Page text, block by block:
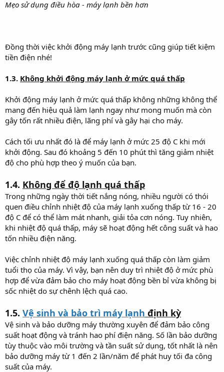
Mẹo sử dụng điều hòa - máy lạnh bền hơn
Đồng thời việc khởi động máy lạnh trước cũng giúp tiết kiệm
tiền điện nhé!
1.3. Không khởi động máy lạnh ở mức quá thấp
Khởi động máy lạnh ở mức quá thấp không những không thể
mang đến hiệu quả làm lạnh ngay như mong muốn mà còn
gây tốn rất nhiều điện, lãng phí và gây hại cho máy.
Cách tối ưu nhất đó là để máy lạnh ở mức 25 độ C khi mới
khởi động. Sau đó khoảng 5 đến 10 phút thì tăng giảm nhiệt
độ cho phù hợp theo ý muốn của bạn.
1.4. Không để độ lạnh quá thấp
Trong những ngày thời tiết nắng nóng, nhiều người có thói
quen điều chỉnh nhiệt độ của máy lạnh xuống thấp từ 16 - 20
độ C để có thể làm mát nhanh, giải tỏa cơn nóng. Tuy nhiên,
khi nhiệt độ quá thấp, máy sẽ hoạt động hết công suất và hao
tốn nhiều điện năng.
Việc chỉnh nhiệt độ máy lạnh xuống quá thấp còn làm giảm
tuổi thọ của máy. Vì vậy, bạn nên duy trì nhiệt độ ở mức phù
hợp để vừa đảm bảo cho máy hoạt động bền bỉ vừa không bị
sốc nhiệt do sự chênh lệch quá cao.
1.5. Vệ sinh và bảo trì máy lạnh định kỳ
Vệ sinh và bảo dưỡng máy thường xuyên để đảm bảo công
suất hoạt động và tránh hao phí điện năng. Số lần bảo dưỡng
tùy thuộc vào môi trường và tần suất sử dụng, tốt nhất là nên
bảo dưỡng máy từ 1 đến 2 lần/năm để phát huy tối đa công
suất của máy.